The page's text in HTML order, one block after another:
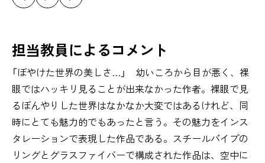
担当教員によるコメント
「ぼやけた世界の美しさ…」 幼いころから目が悪く、裸
眼ではハッキリ見ることが出来なかった作者。裸眼で見
るぼんやりした世界はなかなか大変ではあるけれど、同
時にとても魅力的でもあったと言う。その魅力をインス
タレーションで表現した作品である。スチールパイプの
リングとグラスファイバーで構成された作品は、空中に